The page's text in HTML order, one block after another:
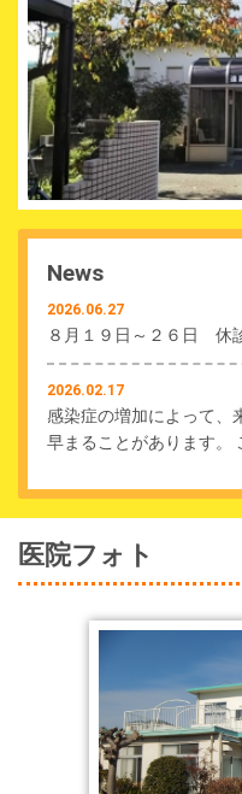
News
2026.06.27
８月１９日～２６日 休
2026.02.17
感染症の増加によって、
早まることがあります。
医院フォト